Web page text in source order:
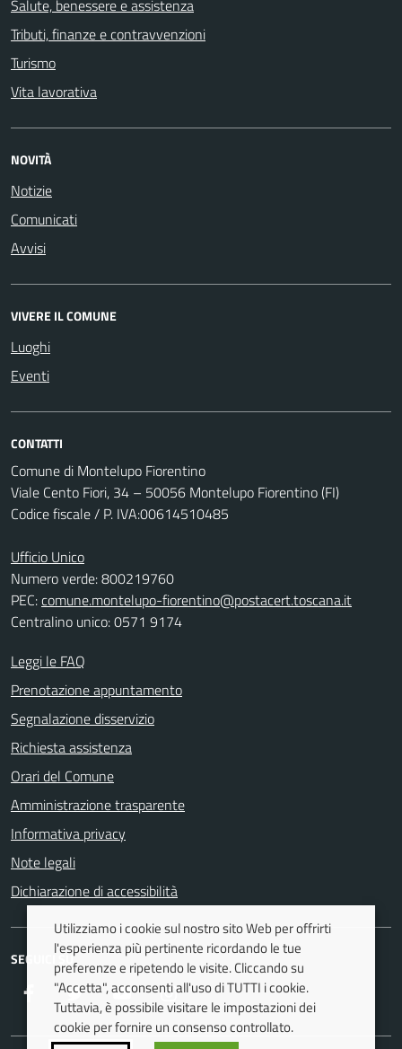
Salute, benessere e assistenza
Tributi, finanze e contravvenzioni
Turismo
Vita lavorativa
NOVITÀ
Notizie
Comunicati
Avvisi
VIVERE IL COMUNE
Luoghi
Eventi
CONTATTI
Comune di Montelupo Fiorentino
Viale Cento Fiori, 34 – 50056 Montelupo Fiorentino (FI)
Codice fiscale / P. IVA:00614510485
Ufficio Unico
Numero verde: 800219760
PEC:comune.montelupo-fiorentino@postacert.toscana.it
Centralino unico: 0571 9174
Leggi le FAQ
Prenotazione appuntamento
Segnalazione disservizio
Richiesta assistenza
Orari del Comune
Amministrazione trasparente
Informativa privacy
Note legali
Dichiarazione di accessibilità
SEGUICI SU
FacebookTwitter YoutubeInstagram
Utilizziamo i cookie sul nostro sito Web per offrirti
l'esperienza più pertinente ricordando le tue
preferenze e ripetendo le visite. Cliccando su
"Accetta", acconsenti all'uso di TUTTI i cookie.
Tuttavia, è possibile visitare le impostazioni dei
cookie per fornire un consenso controllato.